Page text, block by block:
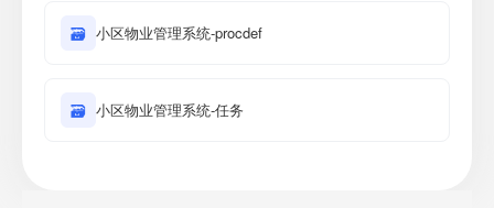
🗃 小区物业管理系统-procdef
🗃 小区物业管理系统-任务